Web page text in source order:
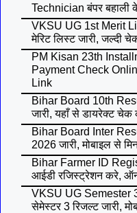
Technician बंपर बहाली
VKSU UG 1st Merit
मेरिट लिस्ट जारी, जल्दी
PM Kisan 23th
Payment Check
Link
Bihar Board 10th
जारी, यहाँ से डायरेक्ट
Bihar Board Inter
2026 जारी, मोबाइल से
Bihar Farmer ID
आईडी रजिस्ट्रेशन करे,
VKSU UG Semester
सेमेस्टर 3 रिजल्ट जारी,